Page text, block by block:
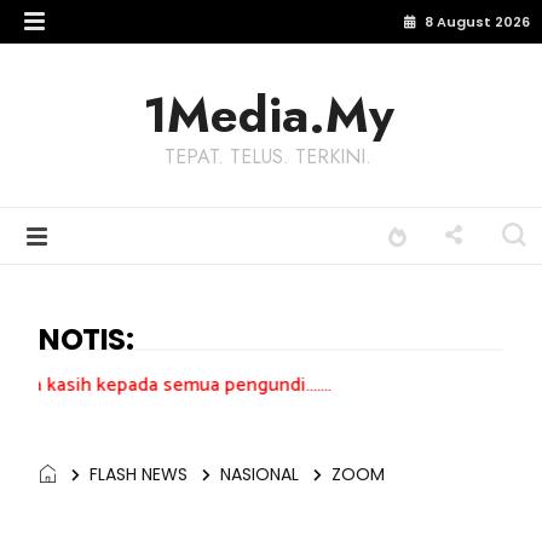
8 August 2026
1Media.My
TEPAT. TELUS. TERKINI.
NOTIS:
semua pengundi.......
FLASH NEWS NASIONAL ZOOM